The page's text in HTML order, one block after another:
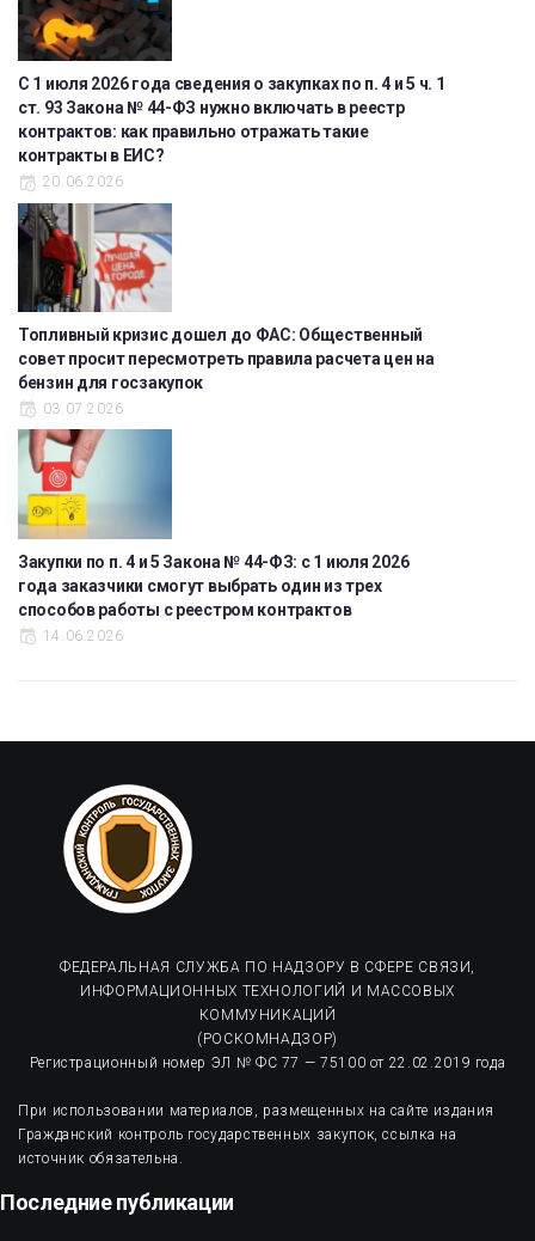
С 1 июля 2026 года сведения о закупках по п. 4 и 5 ч. 1
ст. 93 Закона № 44-ФЗ нужно включать в реестр
контрактов: как правильно отражать такие
контракты в ЕИС?
20.06.2026
Топливный кризис дошел до ФАС: Общественный
совет просит пересмотреть правила расчета цен на
бензин для госзакупок
03.07.2026
Закупки по п. 4 и 5 Закона № 44-ФЗ: с 1 июля 2026
года заказчики смогут выбрать один из трех
способов работы с реестром контрактов
14.06.2026
ФЕДЕРАЛЬНАЯ СЛУЖБА ПО НАДЗОРУ В СФЕРЕ СВЯЗИ,
ИНФОРМАЦИОННЫХ ТЕХНОЛОГИЙ И МАССОВЫХ
КОММУНИКАЦИЙ
(РОСКОМНАДЗОР)
Регистрационный номер ЭЛ № ФС 77 — 75100 от 22.02.2019 года
При использовании материалов, размещенных на сайте издания
Гражданский контроль государственных закупок, ссылка на
источник обязательна.
Последние публикации